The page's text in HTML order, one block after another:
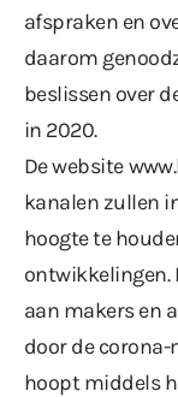
afspraken en
daarom
beslissen over
in 2020.
De website
kanalen zullen
hoogte te
ontwikkelingen.
aan makers en
door de corona-
hoopt middels